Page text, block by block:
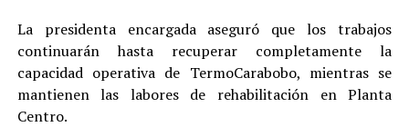
La presidenta encargada aseguró que los trabajos
continuarán hasta recuperar completamente la
capacidad operativa de TermoCarabobo, mientras se
mantienen las labores de rehabilitación en Planta
Centro.